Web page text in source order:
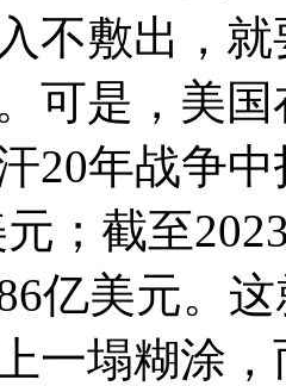
不敷出，
可是，美
20年战争
元；截至
亿美元。
一塌糊涂